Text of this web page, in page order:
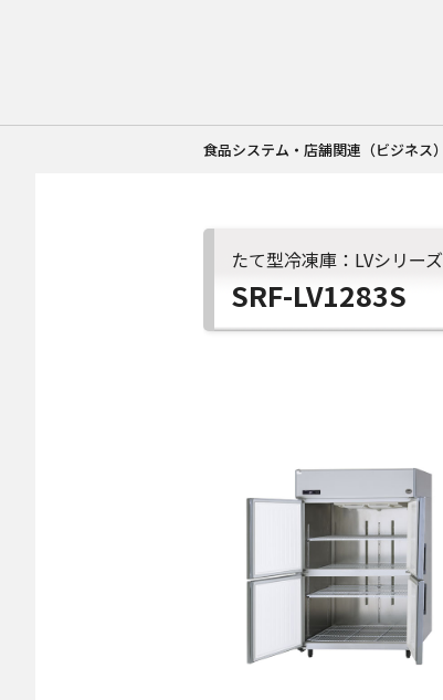
食品システム・店舗関連（ビジネス）
たて型冷凍庫：LVシリーズ
SRF-LV1283S